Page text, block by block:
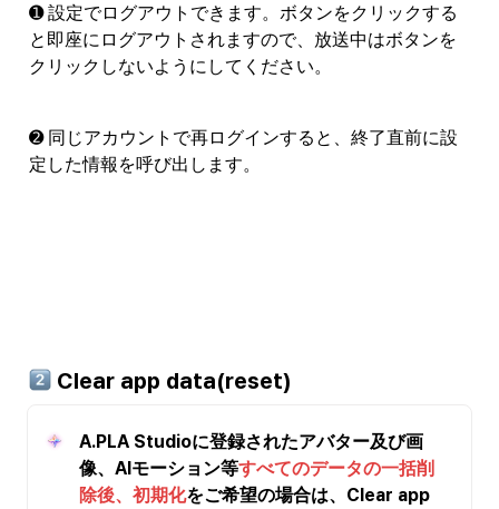
➊ 設定でログアウトできます。ボタンをクリックする
と即座にログアウトされますので、放送中はボタンを
クリックしないようにしてください。
➋ 同じアカウントで再ログインすると、終了直前に設
定した情報を呼び出します。
Clear app data(reset)
A.PLA Studioに登録されたアバター及び画
像、AIモーション等すべてのデータの一括削
除後、初期化をご希望の場合は、Clear app